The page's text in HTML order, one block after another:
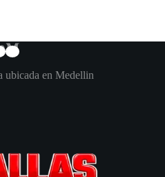
ubicada en Medellin